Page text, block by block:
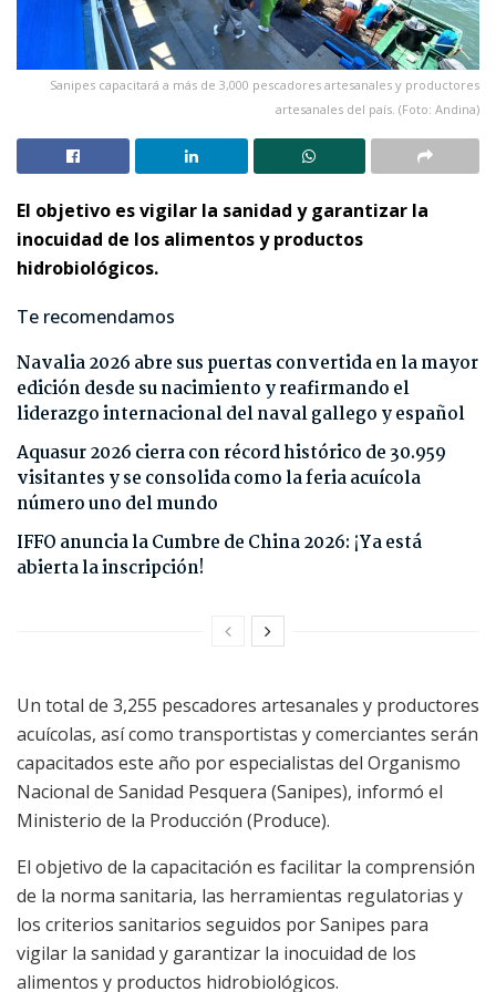
Sanipes capacitará a más de 3,000 pescadores artesanales y productores
artesanales del país. (Foto: Andina)
El objetivo es vigilar la sanidad y garantizar la
inocuidad de los alimentos y productos
hidrobiológicos.
Te recomendamos
Navalia 2026 abre sus puertas convertida en la mayor
edición desde su nacimiento y reafirmando el
liderazgo internacional del naval gallego y español
Aquasur 2026 cierra con récord histórico de 30.959
visitantes y se consolida como la feria acuícola
número uno del mundo
IFFO anuncia la Cumbre de China 2026: ¡Ya está
abierta la inscripción!
Un total de 3,255 pescadores artesanales y productores
acuícolas, así como transportistas y comerciantes serán
capacitados este año por especialistas del Organismo
Nacional de Sanidad Pesquera (Sanipes), informó el
Ministerio de la Producción (Produce).
El objetivo de la capacitación es facilitar la comprensión
de la norma sanitaria, las herramientas regulatorias y
los criterios sanitarios seguidos por Sanipes para
vigilar la sanidad y garantizar la inocuidad de los
alimentos y productos hidrobiológicos.